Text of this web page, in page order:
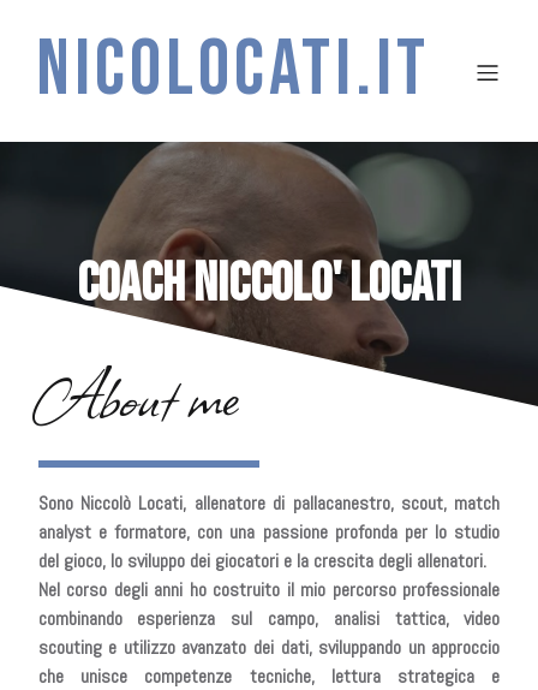
NICOLOCATI.IT
COACH NICCOLO' LOCATI
About me
Sono Niccolò Locati, allenatore di pallacanestro, scout, match
analyst e formatore, con una passione profonda per lo studio
del gioco, lo sviluppo dei giocatori e la crescita degli allenatori.
Nel corso degli anni ho costruito il mio percorso professionale
combinando esperienza sul campo, analisi tattica, video
scouting e utilizzo avanzato dei dati, sviluppando un approccio
che unisce competenze tecniche, lettura strategica e